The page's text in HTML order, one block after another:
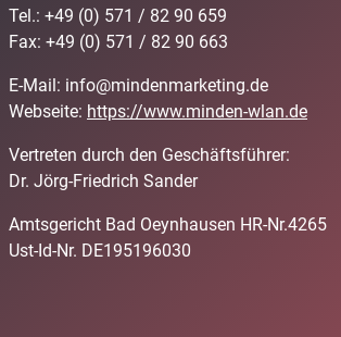
Tel.: +49 (0) 571 / 82 90 659
Fax: +49 (0) 571 / 82 90 663
E-Mail: info@mindenmarketing.de
Webseite: https://www.minden-wlan.de
Vertreten durch den Geschäftsführer:
Dr. Jörg-Friedrich Sander
Amtsgericht Bad Oeynhausen HR-Nr.4265
Ust-Id-Nr. DE195196030